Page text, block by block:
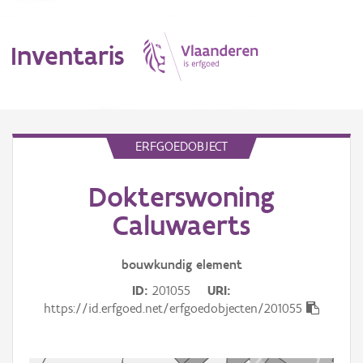
Inventaris
ERFGOEDOBJECT
Dokterswoning
Caluwaerts
bouwkundig element
ID 201055
URI
https://id.erfgoed.net/erfgoedobjecten/201055